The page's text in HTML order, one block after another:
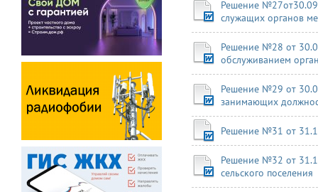
Решение
служащих органов
Решение №28 от
обслуживанием
Решение №29 от
занимающих
Решение №31 от
Решение №32 от
сельского поселения